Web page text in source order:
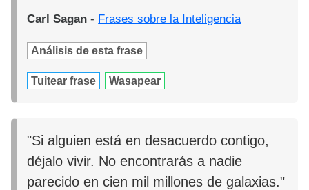
Carl Sagan - Frases sobre la Inteligencia
Análisis de esta frase
Tuitear frase Wasapear
"Si alguien está en desacuerdo contigo,
déjalo vivir. No encontrarás a nadie
parecido en cien mil millones de galaxias."